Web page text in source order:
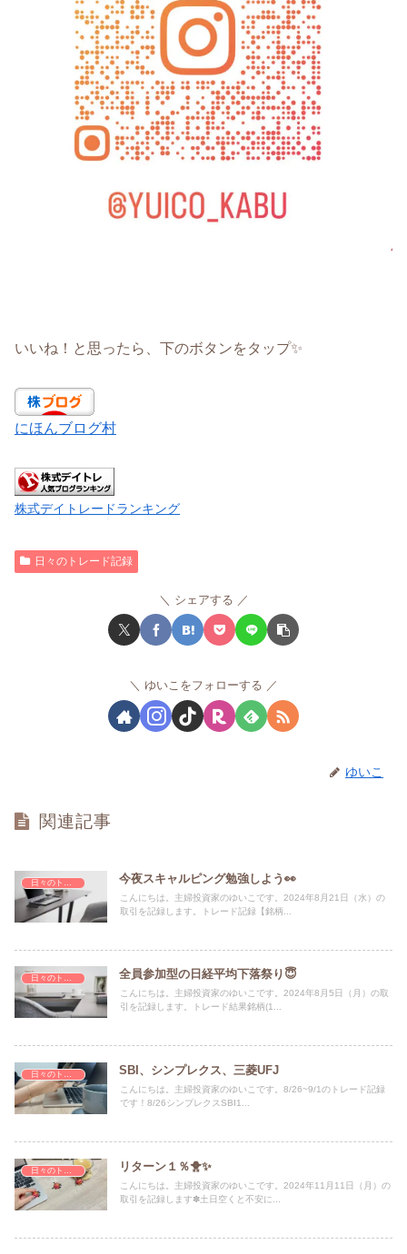
いいね！と思ったら、下のボタンをタップ✨
にほんブログ村
株式デイトレードランキング
日々のトレード記録
シェアする
ゆいこをフォローする
ゆいこ
関連記事
今夜スキャルピング勉強しよう👀
こんにちは。主婦投資家のゆいこです。2024年8月21日（水）の
取引を記録します。トレード記録【銘柄...
日々のトレード記録 全員参加型の日経平均下落祭り😇
こんにちは。主婦投資家のゆいこです。2024年8月5日（月）の取
引を記録します。トレード結果銘柄(1...
日々のトレード記録 SBI、シンプレクス、三菱UFJ
こんにちは。主婦投資家のゆいこです。8/26~9/1のトレード記録
です！8/26シンプレクスSBI1...
リターン１％🐥✨
こんにちは。主婦投資家のゆいこです。2024年11月11日（月）の
取引を記録します✽土日空くと不安に...